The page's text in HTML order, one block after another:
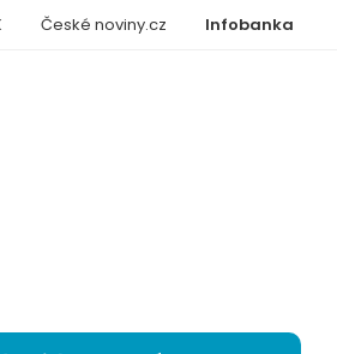
Infobanka
České noviny.cz